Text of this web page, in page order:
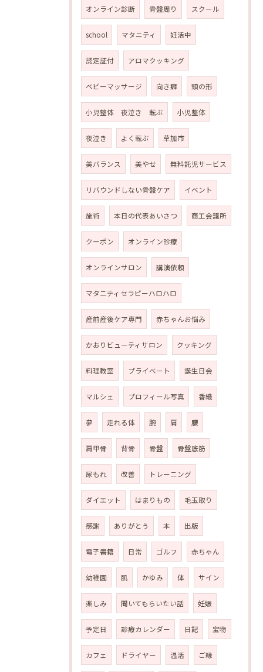
オンライン診断 骨盤周り スクール
school マタニティ 妊活中
認定証付 アロマクッキング
ベビーマッサージ 向き癖 頭の形
小児整体 夜泣き 転ぶ 小児整体
夜泣き よく転ぶ 草加市
美バランス 美やせ 無料託児サービス
リバウンドしない骨盤ケア イベント
施術 本日の代表あいさつ 商工会議所
クーポン オンライン診療
オンラインサロン 講演依頼
マタニティセラピーハロハロ
産前産後ケア専門 赤ちゃんお悩み
かおりビューティサロン クッキング
料理教室 プライベート 誕生日会
マルシェ プロフィール写真 香織
夢 走れる体 腕 肩 腰
肩甲骨 背骨 骨盤 骨盤底筋
尿もれ 改善 トレーニング
ダイエット はまりもの 毛玉取り
感謝 ありがとう 本 出版
電子書籍 日常 ゴルフ 赤ちゃん
幼稚園 肌 かゆみ 体 サイン
楽しみ 聞いてもらいたい話 妊娠
予定日 診療カレンダー 日記 宝物
カフェ ドライヤー 温活 ご縁